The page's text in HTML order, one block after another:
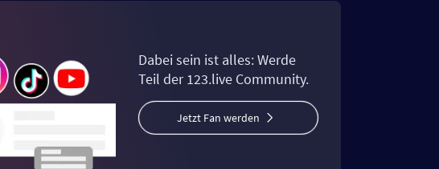
Dabei sein ist alles: Werde
Teil der 123.live Community.
Jetzt Fan werden